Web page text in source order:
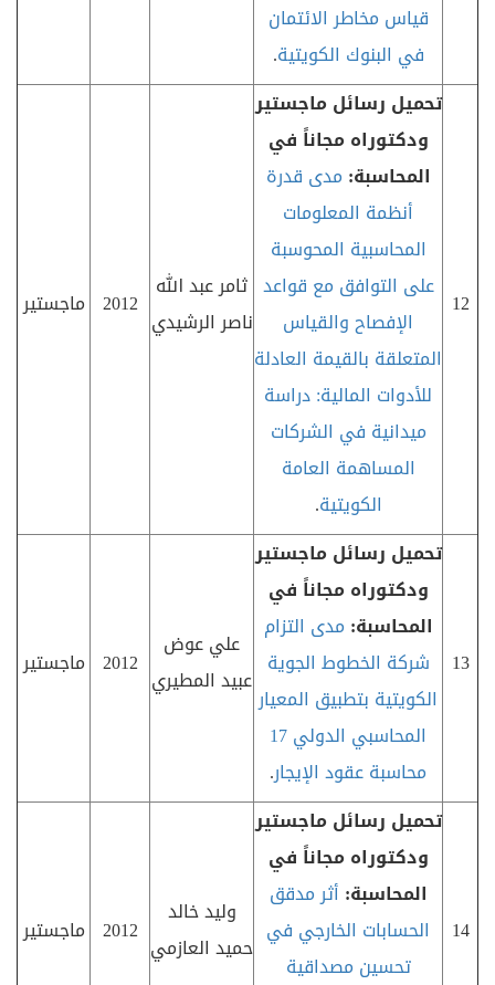
قياس مخاطر الائتمان
في البنوك الكويتية.
12
تحميل رسائل ماجستير
ودكتوراه مجاناً في
المحاسبة: مدى قدرة
أنظمة المعلومات
المحاسبية المحوسبة
على التوافق مع قواعد
الإفصاح والقياس
المتعلقة بالقيمة العادلة
للأدوات المالية: دراسة
ميدانية في الشركات
المساهمة العامة
الكويتية.
ثامر عبد الله
ناصر الرشيدي
2012 ماجستير
13
تحميل رسائل ماجستير
ودكتوراه مجاناً في
المحاسبة: مدى التزام
شركة الخطوط الجوية
الكويتية بتطبيق المعيار
المحاسبي الدولي 17
محاسبة عقود الإيجار.
علي عوض
عبيد المطيري
2012 ماجستير
14
تحميل رسائل ماجستير
ودكتوراه مجاناً في
المحاسبة: أثر مدقق
الحسابات الخارجي في
تحسين مصداقية
وليد خالد
حميد العازمي
2012 ماجستير